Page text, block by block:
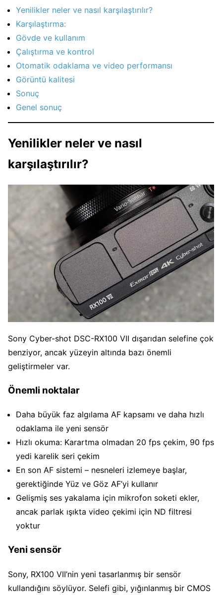
Yenilikler neler ve nasıl karşılaştırılır?
Karşılaştırma:
Gövde ve kullanım
Çalıştırma ve kontrol
Otomatik odaklama ve video performansı
Görüntü kalitesi
Sonuç
Genel sonuç
Yenilikler neler ve nasıl
karşılaştırılır?
Sony Cyber-shot DSC-RX100 VII dışarıdan selefine çok
benziyor, ancak yüzeyin altında bazı önemli
geliştirmeler var.
Önemli noktalar
Daha büyük faz algılama AF kapsamı ve daha hızlı
odaklama ile yeni sensör
Hızlı okuma: Karartma olmadan 20 fps çekim, 90 fps
yedi karelik seri çekim
En son AF sistemi – nesneleri izlemeye başlar,
gerektiğinde Yüz ve Göz AF’yi kullanır
Gelişmiş ses yakalama için mikrofon soketi ekler,
ancak parlak ışıkta video çekimi için ND filtresi
yoktur
Yeni sensör
Sony, RX100 VII’nin yeni tasarlanmış bir sensör
kullandığını söylüyor. Selefi gibi, yığınlanmış bir CMOS